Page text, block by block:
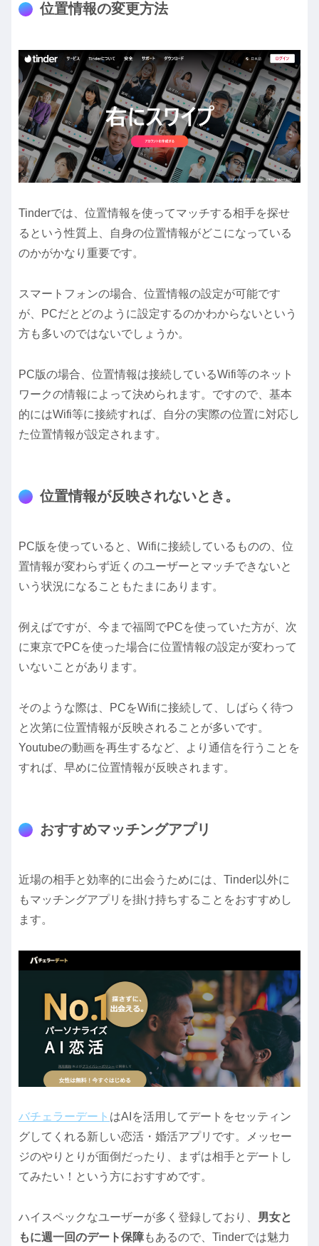
位置情報の変更方法
Tinderでは、位置情報を使ってマッチする相手を探せ
るという性質上、自身の位置情報がどこになっている
のかがかなり重要です。
スマートフォンの場合、位置情報の設定が可能です
が、PCだとどのように設定するのかわからないという
方も多いのではないでしょうか。
PC版の場合、位置情報は接続しているWifi等のネット
ワークの情報によって決められます。ですので、基本
的にはWifi等に接続すれば、自分の実際の位置に対応し
た位置情報が設定されます。
位置情報が反映されないとき。
PC版を使っていると、Wifiに接続しているものの、位
置情報が変わらず近くのユーザーとマッチできないと
いう状況になることもたまにあります。
例えばですが、今まで福岡でPCを使っていた方が、次
に東京でPCを使った場合に位置情報の設定が変わって
いないことがあります。
そのような際は、PCをWifiに接続して、しばらく待つ
と次第に位置情報が反映されることが多いです。
Youtubeの動画を再生するなど、より通信を行うことを
すれば、早めに位置情報が反映されます。
おすすめマッチングアプリ
近場の相手と効率的に出会うためには、Tinder以外に
もマッチングアプリを掛け持ちすることをおすすめし
ます。
バチェラーデート はAIを活用してデートをセッティン
グしてくれる新しい恋活・婚活アプリです。メッセー
ジのやりとりが面倒だったり、まずは相手とデートし
てみたい！という方におすすめです。
ハイスペックなユーザーが多く登録しており、 男女と
もに週一回のデート保障もあるので、Tinderでは魅力